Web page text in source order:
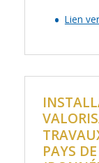
Lien
PAYS